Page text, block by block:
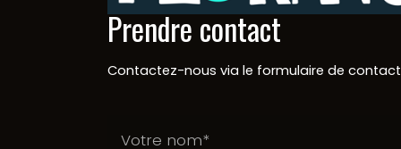
Prendre contact
Contactez-nous via le formulaire de contact